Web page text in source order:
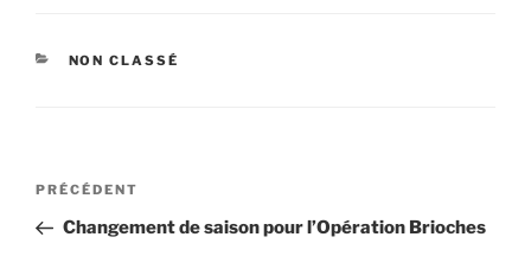
CATÉGORIES
NON CLASSÉ
Navigation
l’article
Article
précédent
PRÉCÉDENT
Changement de saison pour l’Opération Brioches